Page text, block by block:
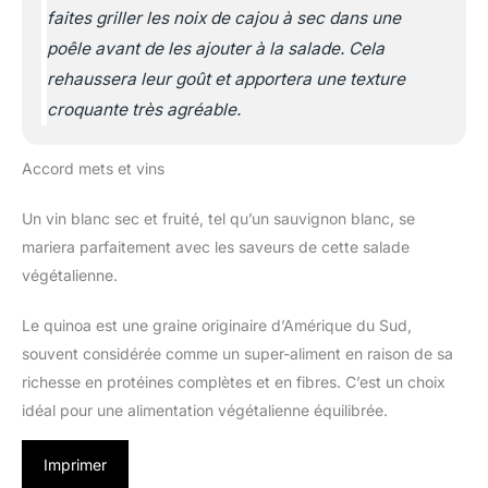
faites griller les noix de cajou à sec dans une
poêle avant de les ajouter à la salade. Cela
rehaussera leur goût et apportera une texture
croquante très agréable.
Accord mets et vins
Un vin blanc sec et fruité, tel qu’un sauvignon blanc, se
mariera parfaitement avec les saveurs de cette salade
végétalienne.
Le quinoa est une graine originaire d’Amérique du Sud,
souvent considérée comme un super-aliment en raison de sa
richesse en protéines complètes et en fibres. C’est un choix
idéal pour une alimentation végétalienne équilibrée.
Imprimer